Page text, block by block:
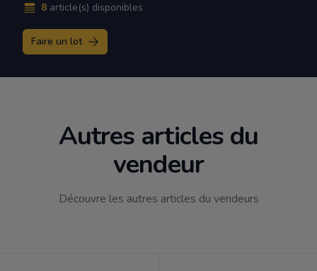
8 article(s) disponibles
Faire un lot
Autres articles du
vendeur
Découvre les autres articles du vendeurs